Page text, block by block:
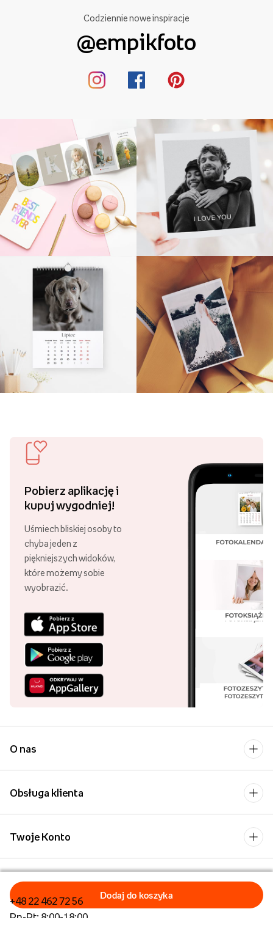
Codziennie nowe inspiracje
@empikfoto
Pobierz aplikację i
kupuj wygodniej!
Uśmiech bliskiej osoby to
chyba jeden z
piękniejszych widoków,
które możemy sobie
wyobrazić.
O nas
Obsługa klienta
Kontakt
+48 22 462 72 56
Pn-Pt: 8:00-18:00
Twoje Konto